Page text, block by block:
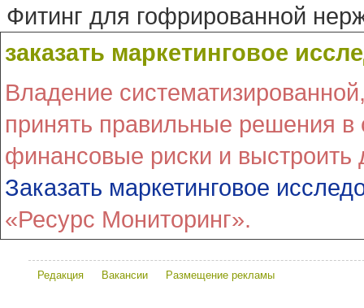
Фитинг для гофрированной
заказать маркетинговое
Владение
принять правильные решения
финансовые риски и выстроить
Заказать маркетинговое
«Ресурс Мониторинг».
Редакция Вакансии Размещение рекламы